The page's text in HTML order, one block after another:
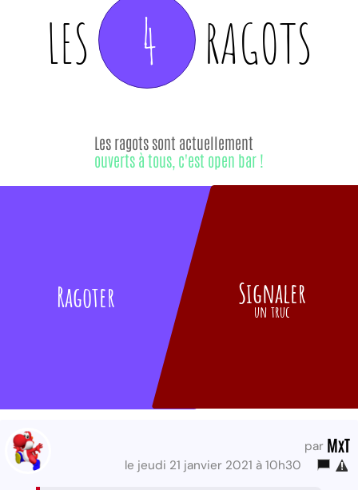
LES 4 RAGOTS
Ragoter
Les ragots sont actuellement
ouverts à tous, c'est open bar !
Signaler
un truc
par MxT
le jeudi 21 janvier 2021 à 10h30